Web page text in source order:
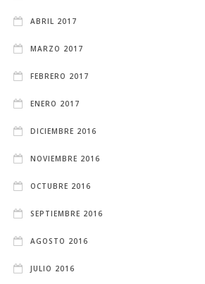
ABRIL 2017
MARZO 2017
FEBRERO 2017
ENERO 2017
DICIEMBRE 2016
NOVIEMBRE 2016
OCTUBRE 2016
SEPTIEMBRE 2016
AGOSTO 2016
JULIO 2016